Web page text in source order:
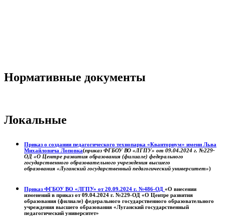
Нормативные документы
Локальные
Приказ о создании педагогического технопарка «Кванториум» имени Льва
Михайловича Лоповка(приказ ФГБОУ ВО «ЛГПУ» от 09.04.2024 г. №229-
ОД «О Центре развития образования (филиале) федерального
государственного образовательного учреждения высшего
образования «Луганский государственный педагогический университет»)
Приказ ФГБОУ ВО «ЛГПУ» от 20.09.2024 г. №486-ОД «О внесении
изменений в приказ от 09.04.2024 г. №229-ОД «О Центре развития
образования (филиале) федерального государственного образовательного
учреждения высшего образования «Луганский государственный
педагогический университет»